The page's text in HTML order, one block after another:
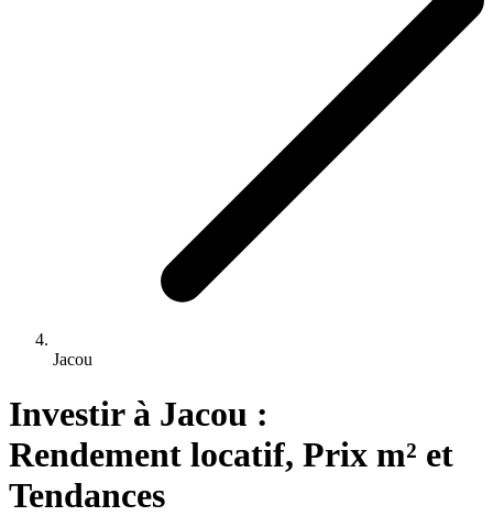
Jacou
Investir à Jacou :
Rendement locatif, Prix m² et
Tendances